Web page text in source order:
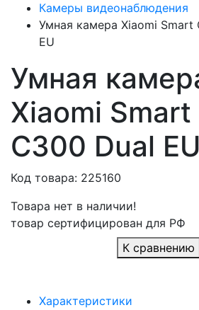
Камеры видеонаблюдения
Умная камера Xiaomi Smart
EU
Умная
Xiaomi Smart
C300 Dual EU
Код товара: 225160
Товара нет в наличии!
товар сертифицирован для РФ
К сравнению
Характеристики